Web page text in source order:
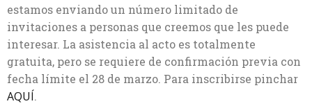
estamos enviando un número limitado de
invitaciones a personas que creemos que les puede
interesar. La asistencia al acto es totalmente
gratuita, pero se requiere de confirmación previa con
fecha límite el 28 de marzo. Para inscribirse pinchar
AQUÍ.